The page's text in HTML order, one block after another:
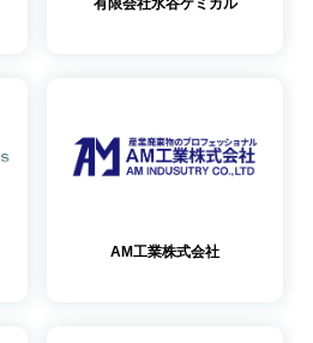
有限会社水谷ケミカル
AM工業株式会社